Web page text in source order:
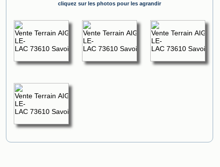
cliquez sur les photos pour les agrandir